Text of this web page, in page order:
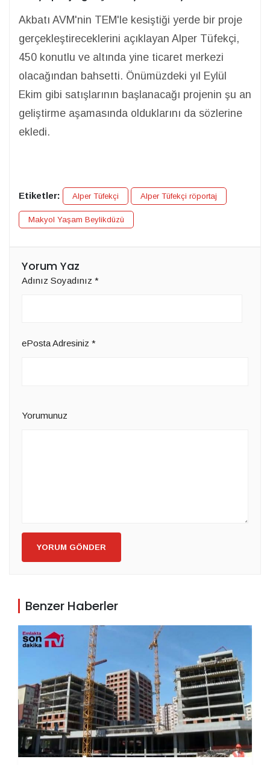
Akbatı AVM'nin TEM'le kesiştiği yerde bir proje
gerçekleştireceklerini açıklayan Alper Tüfekçi,
450 konutlu ve altında yine ticaret merkezi
olacağından bahsetti. Önümüzdeki yıl Eylül
Ekim gibi satışlarının başlanacağı projenin şu an
geliştirme aşamasında olduklarını da sözlerine
ekledi.
Etiketler: Alper Tüfekçi Alper Tüfekçi röportaj
Makyol Yaşam Beylikdüzü
Yorum Yaz
Adınız Soyadınız *
ePosta Adresiniz *
Yorumunuz
YORUM GÖNDER
Benzer Haberler